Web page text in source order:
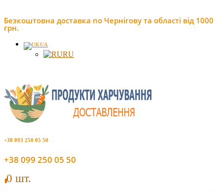
Безкоштовна доставка по Чернігову та області від 1000
грн.
UA
RU
+38 093 250 05 50
+38 099 250 05 50
00 шт.